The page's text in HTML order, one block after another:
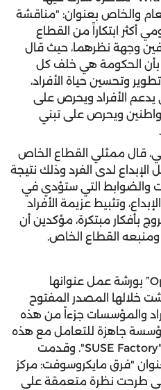
والخاص بعنوان: "مناقشة
أكثر ابتكاراً من القطاع
وجهة نظرهما، حيث قال
بأن الحكومة هي خلف كل
وتحسين حياة الأفراد،
الأفراد ويحرص على
ويحرص على تبني
قال ممثلي القطاع الخاص
الإبداع لدى الفرد وذلك نتيجة
والضوابط التي ستؤدي في
وتثبيط عزيمة الأفراد
بأفكار مبتكرة، مؤكدين أن
القطاع الخاص.
شاركت شركة “OpenSUSE” بورشة عمل عنوانها
خلالها المصدر المفتوح
والمؤسسات جزءاً من هذه
جاهزة للتعامل مع هذه
الثقافة ضمن منظومة "SUSE Factory". وقدمت
"فرق مايكروسوفت: مركز
طرحت نظرة متعمقة على